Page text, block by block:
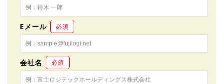
Eメール 必須
会社名 必須